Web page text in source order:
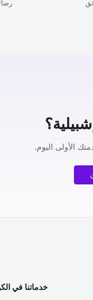
الأولى اليوم.
خدماتنا في